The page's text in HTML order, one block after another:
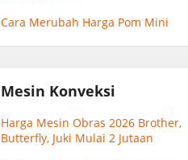
Cara Merubah Harga Pom Mini
Mesin Konveksi
Harga Mesin Obras 2026 Brother,
Butterfly, Juki Mulai 2 Jutaan